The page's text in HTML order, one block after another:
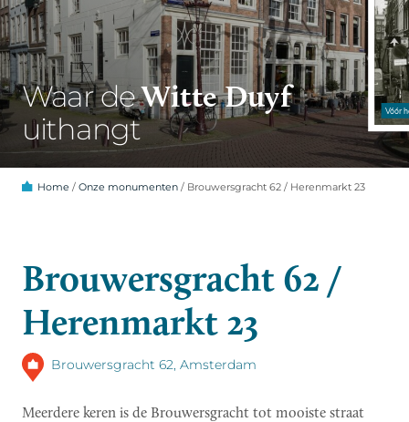
Waar deWitte Duyf
uithangt
Home /Onze monumenten / Brouwersgracht 62 / Herenmarkt 23
Brouwersgracht 62 /
Herenmarkt 23
Brouwersgracht 62, Amsterdam
Meerdere keren is de Brouwersgracht tot mooiste straat